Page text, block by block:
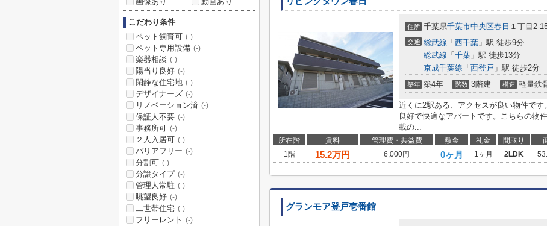
住所 千葉県千葉市中央区春日 １丁目2-
交通 総武線 「 西千葉 」駅 徒歩9分
総武線 「 千葉 」駅 徒歩13分
京成千葉線 「 西登戸 」駅 徒歩2分
築年 築4年 階数 3階建 構造 軽量鉄
近くに2駅ある、アクセスが良い物件で
良好で快適なアパートです。こちらの物
載の...
所在階 賃料 管理費・共益費 敷金 礼金 間取り
1階
15.2万円 6,000円 0ヶ月 1ヶ月 2LDK
グランモア登戸壱番館
こだわり条件
ペット飼育可 (-)
ペット専用設備 (-)
楽器相談 (-)
陽当り良好 (-)
閑静な住宅地 (-)
デザイナーズ (-)
リノベーション済 (-)
保証人不要 (-)
事務所可 (-)
２人入居可 (-)
バリアフリー (-)
分割可 (-)
分譲タイプ (-)
管理人常駐 (-)
眺望良好 (-)
二世帯住宅 (-)
フリーレント (-)